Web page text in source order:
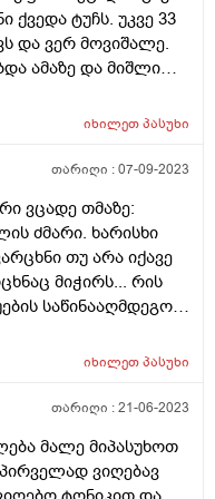
ქვედა ტუჩს. უკვე 33
და ვერ მოვიშალე.
ამაზე და მიშლიდა
სისტემატიურად
მაგრამ ბოლოს
სქელი,უხეში კანი
მქონდეს
ისეთი ტუჩები
მე კიდევ
რომ შევალ
რა გავაკეთო.
იხილეთპასუხი
თარიღი :07-09-2023
ვცადე თმაზე:
ძმარი. ხარისხი
თუ არა იქავე
მიჭირს... რის
საწინააღმდეგოდ
იხილეთპასუხი
თარიღი :21-06-2023
მალე მიპასუხოთ
ვიღებავ